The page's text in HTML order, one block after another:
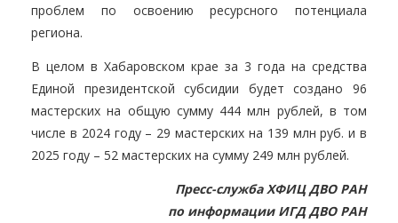
проблем по освоению ресурсного потенциала
региона.
В целом в Хабаровском крае за 3 года на средства
Единой президентской субсидии будет создано 96
мастерских на общую сумму 444 млн рублей, в том
числе в 2024 году – 29 мастерских на 139 млн руб. и в
2025 году – 52 мастерских на сумму 249 млн рублей.
Пресс-служба ХФИЦ ДВО РАН
по информации ИГД ДВО РАН